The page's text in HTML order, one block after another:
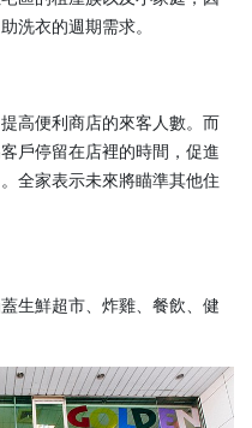
洗衣的週期需求。
高便利商店的來客人數。而
戶停留在店裡的時間，促進
全家表示未來將瞄準其他住
生鮮超市、炸雞、餐飲、健